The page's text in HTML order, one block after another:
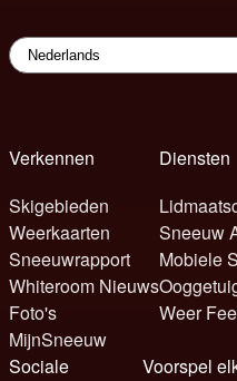
Verkennen
Skigebieden
Weerkaarten
Sneeuwrapport
Whiteroom Nieuws
Foto's
MijnSneeuw
Diensten
Sneeuw
Mobiele
Weer
Sociale
Voorspel